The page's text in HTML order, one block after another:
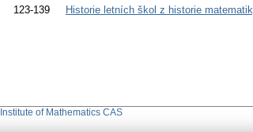
123-139
Historie letních škol z historie
Institute of Mathematics CAS